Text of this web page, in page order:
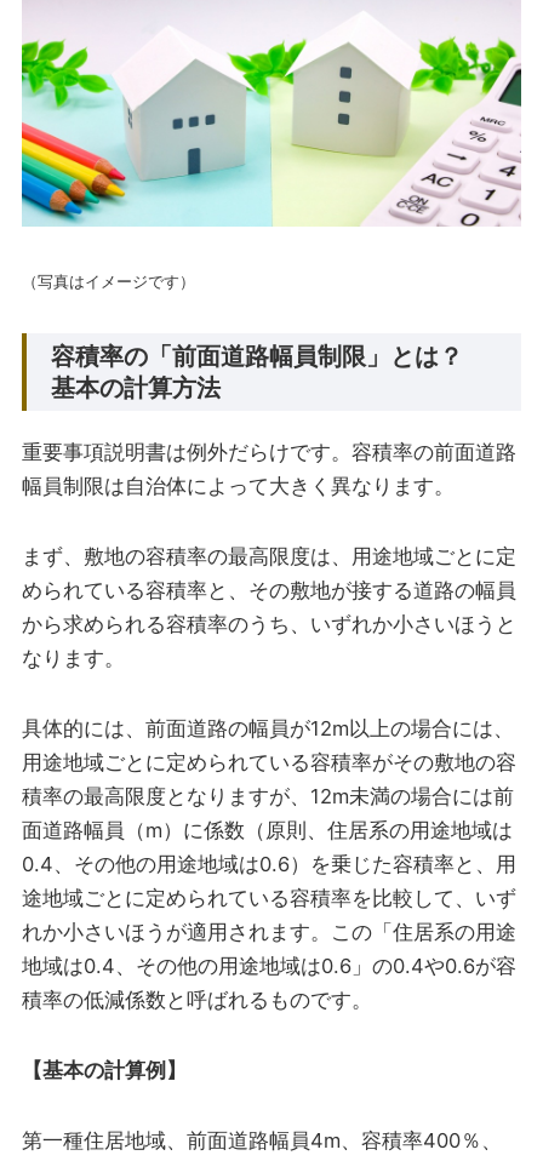
（写真はイメージです）
容積率の「前面道路幅員制限」とは？
基本の計算方法
重要事項説明書は例外だらけです。容積率の前面道路
幅員制限は自治体によって大きく異なります。
まず、敷地の容積率の最高限度は、用途地域ごとに定
められている容積率と、その敷地が接する道路の幅員
から求められる容積率のうち、いずれか小さいほうと
なります。
具体的には、前面道路の幅員が12m以上の場合には、
用途地域ごとに定められている容積率がその敷地の容
積率の最高限度となりますが、12m未満の場合には前
面道路幅員（m）に係数（原則、住居系の用途地域は
0.4、その他の用途地域は0.6）を乗じた容積率と、用
途地域ごとに定められている容積率を比較して、いず
れか小さいほうが適用されます。この「住居系の用途
地域は0.4、その他の用途地域は0.6」の0.4や0.6が容
積率の低減係数と呼ばれるものです。
【基本の計算例】
第一種住居地域、前面道路幅員4m、容積率400％、